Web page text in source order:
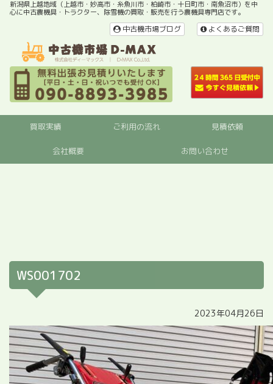
新潟県上越地域（上越市・妙高市・糸魚川市・柏崎市・十日町市・南魚沼市）を中
心に中古農機具・トラクター、除雪機の買取・販売を行う農機具専門店です。
よくあるご質問
中古機市場ブログ
買取実績 ご利用の流れ 見積依頼
会社概要 お問い合わせ
WS001702
2023年04月26日